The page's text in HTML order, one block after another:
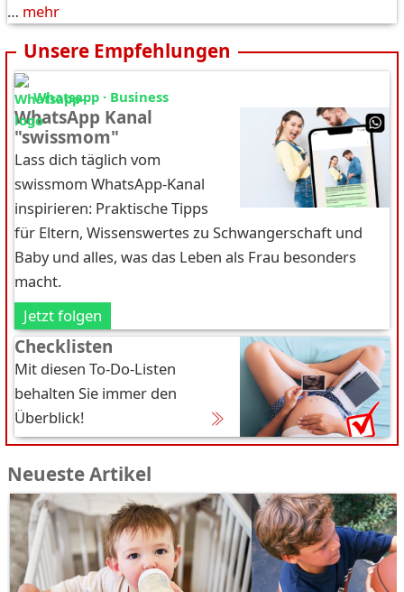
… mehr
Unsere Empfehlungen
Whatsapp · Business
WhatsApp Kanal
"swissmom"
Lass dich täglich vom
swissmom WhatsApp-Kanal
inspirieren: Praktische Tipps
für Eltern, Wissenswertes zu Schwangerschaft und
Baby und alles, was das Leben als Frau besonders
macht.
Jetzt folgen
Checklisten
Mit diesen To-Do-Listen
behalten Sie immer den
Überblick!
Neueste Artikel